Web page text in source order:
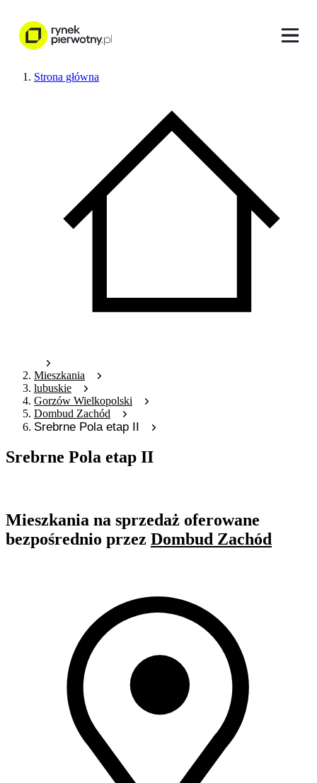
Strona główna
Mieszkania
lubuskie
Gorzów Wielkopolski
Dombud Zachód
Srebrne Pola etap II
Srebrne Pola etap II
Mieszkania na sprzedaż oferowane
bezpośrednio przez Dombud Zachód